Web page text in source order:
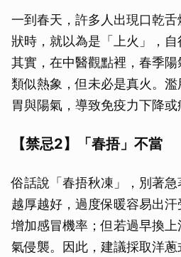
一到春天，許多人出現口乾舌
狀時，就以為是「上火」，自
其實，在中醫觀點裡，春季
類似熱象，但未必是真火。
胃與陽氣，導致免疫力下降或
【禁忌2】「春捂」不當
俗話說「春捂秋凍」，別著
越厚越好，過度保暖容易出
增加感冒機率；但若過早換
氣侵襲。因此，建議採取洋